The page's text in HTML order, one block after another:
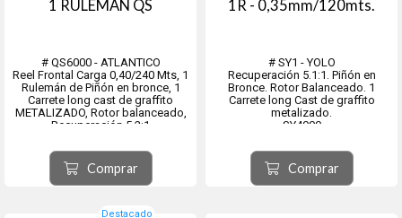
1 RULEMÁN QS
# QS6000 - ATLANTICO
Reel Frontal Carga 0,40/240 Mts, 1
Rulemán de Piñón en bronce, 1
Carrete long cast de graffito
METALIZADO, Rotor balanceado,
Recuperación 5.2:1
Comprar
1R - 0,35mm/120mts.
# SY1 - YOLO
Recuperación 5.1:1. Piñón en
Bronce. Rotor Balanceado. 1
Carrete long Cast de graffito
metalizado.
SY4000
SY7000
Comprar
Destacado